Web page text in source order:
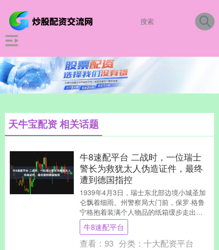
天牛宝配资 相关话题
牛8速配平台 二战时，一位瑞士
警长为救犹太人伪造证件，最终
遭到德国指控
1939年4月3日，瑞士东北部边境小城圣加
仑飘着细雨。州警察局大门前，保罗·格鲁
宁格抱着装满个人物品的纸箱缓步走出，
这位昔日威风凛凛的总警长此刻制服上还
沾着未干....
牛8速配平台
查看： 93 分类： 十大配资平台